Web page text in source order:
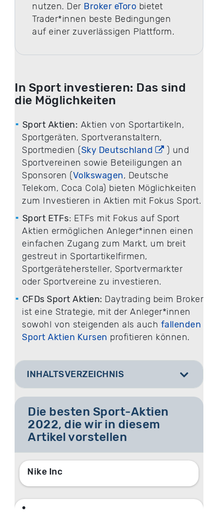
nutzen. Der Broker eToro bietet
Trader*innen beste Bedingungen
auf einer zuverlässigen Plattform.
In Sport investieren: Das sind
die Möglichkeiten
Sport Aktien: Aktien von Sportartikeln,
Sportgeräten, Sportveranstaltern,
Sportmedien (Sky Deutschland
) und
Sportvereinen sowie Beteiligungen an
Sponsoren (Volkswagen, Deutsche
Telekom, Coca Cola) bieten Möglichkeiten
zum Investieren in Aktien mit Fokus Sport.
Sport ETFs: ETFs mit Fokus auf Sport
Aktien ermöglichen Anleger*innen einen
einfachen Zugang zum Markt, um breit
gestreut in Sportartikelfirmen,
Sportgerätehersteller, Sportvermarkter
oder Sportvereine zu investieren.
CFDs Sport Aktien: Daytrading beim Broker
ist eine Strategie, mit der Anleger*innen
sowohl von steigenden als auch fallenden
Sport Aktien Kursen profitieren können.
INHALTSVERZEICHNIS
Die besten Sport-Aktien
2022, die wir in diesem
Artikel vorstellen
Nike Inc